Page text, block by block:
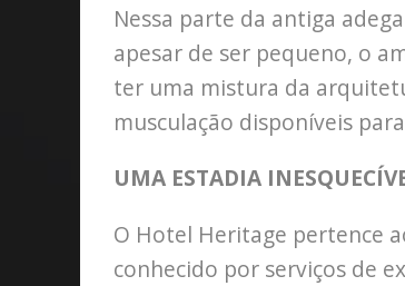
Nessa parte da antiga
apesar de ser pequeno, o
ter uma mistura da
musculação disponíveis
UMA ESTADIA
O Hotel Heritage pertence
conhecido por serviços de